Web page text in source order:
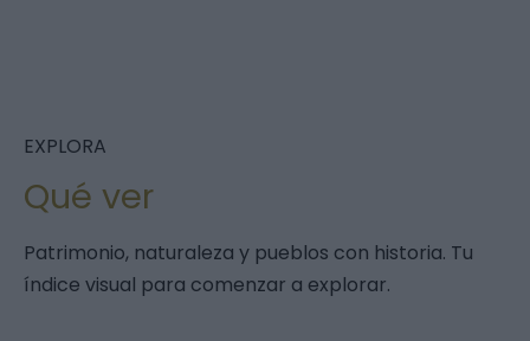
EXPLORA
Qué ver
Patrimonio, naturaleza y pueblos con historia. Tu
índice visual para comenzar a explorar.